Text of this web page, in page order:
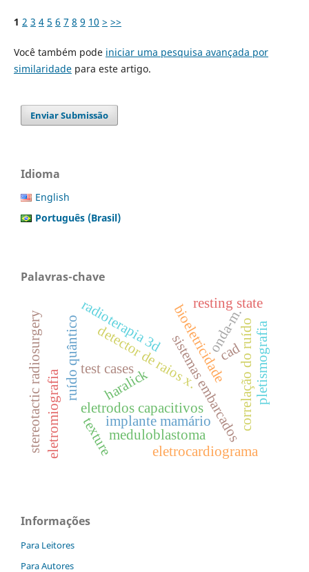
1 2 3 4 5 6 7 8 9 10 > >>
Você também pode iniciar uma pesquisa avançada por
similaridadepara este artigo.
Enviar Submissão
Idioma
English
Português (Brasil)
Palavras-chave
detector de raios x.bioeletricidade
sistemas embarcados
eletrocardiograma
eletrodos capacitivos
ruído quântico correlação do ruído
implante mamário
eletromiografia
stereotactic radiosurgery test cases
radioterapia 3d onda-m.
cad
haralick
texture
pletismografia
resting state
meduloblastoma
Informações
Para Leitores
Para Autores